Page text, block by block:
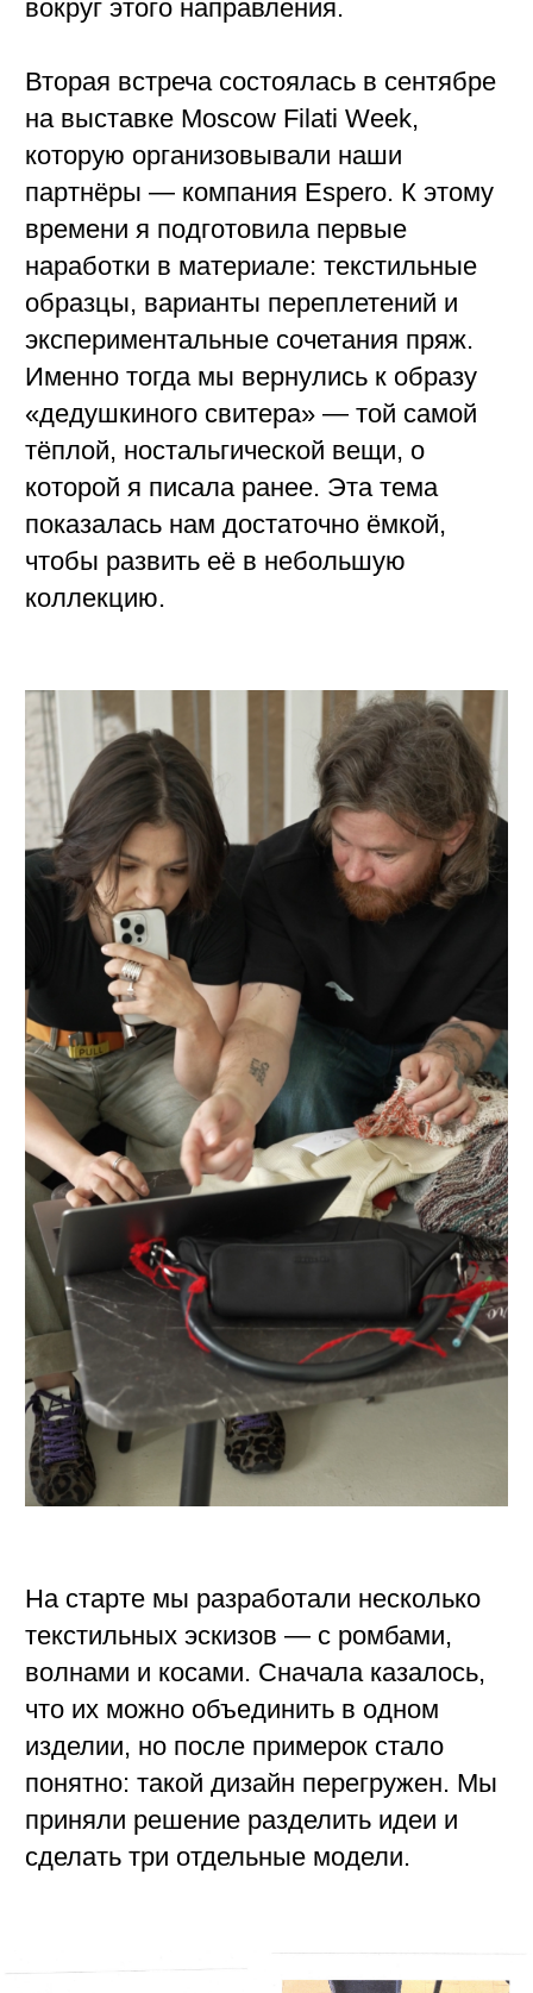
коллекцию.
На старте мы разработали несколько
текстильных эскизов — с ромбами,
волнами и косами. Сначала казалось,
что их можно объединить в одном
изделии, но после примерок стало
понятно: такой дизайн перегружен. Мы
приняли решение разделить идеи и
сделать три отдельные модели.
Так появились:
свитер с высоким воротником и
рукавом реглан, где мы совместили
ромбы и косы;
вышивкой.
Свитер с высоким воротом и рукавом
реглан сложился довольно быстро —
мы сразу нашли правильные
пропорции и перешли к цветовым
решениям. Вариантов было много, но в
итоге оставили два: чёрно-коричневый
со светло-серым и песочный в